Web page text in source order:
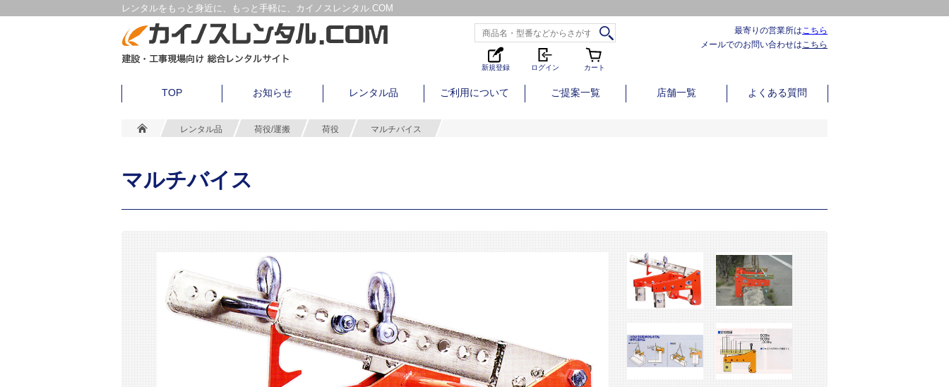
レンタルをもっと身近に、もっと手軽に、カイノスレンタル.COM
新規登録 ログイン カート
最寄りの営業所はこちら
メールでのお問い合わせはこちら
TOP お知らせ レンタル品 ご利用について ご提案一覧 店舗一覧 よくある質問
レンタル品 荷役/運搬 荷役 マルチバイス
マルチバイス